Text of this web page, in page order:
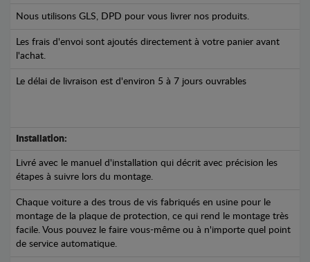
Nous utilisons GLS, DPD pour vous livrer nos produits.
Les frais d'envoi sont ajoutés directement à votre panier avant
l'achat.
Le délai de livraison est d'environ 5 à 7 jours ouvrables
Installation:
Livré avec le manuel d'installation qui décrit avec précision les
étapes à suivre lors du montage.
Chaque voiture a des trous de vis fabriqués en usine pour le
montage de la plaque de protection, ce qui rend le montage très
facile. Vous pouvez le faire vous-même ou à n'importe quel point
de service automatique.